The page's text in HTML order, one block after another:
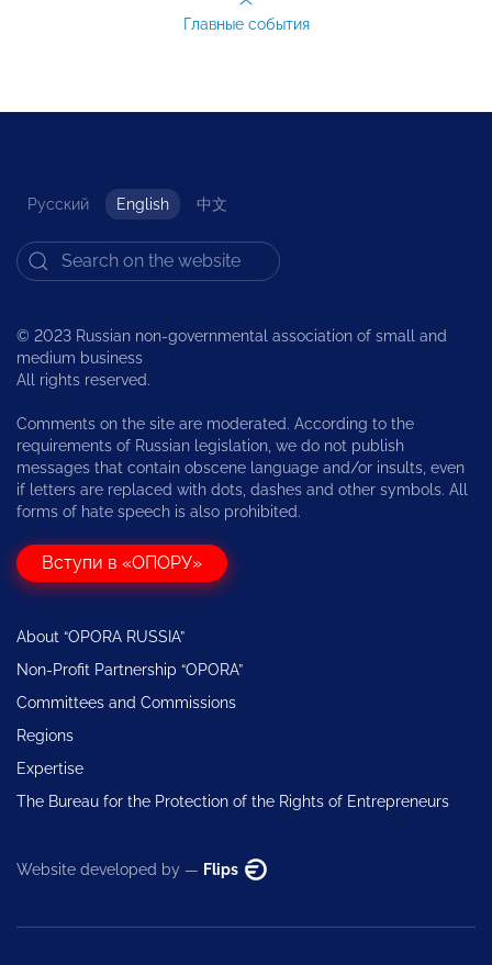
Главные события
Русский English 中文
© 2023 Russian non-governmental association of small and
medium business
All rights reserved.
Comments on the site are moderated. According to the
requirements of Russian legislation, we do not publish
messages that contain obscene language and/or insults, even
if letters are replaced with dots, dashes and other symbols. All
forms of hate speech is also prohibited.
Вступи в «ОПОРУ»
About “OPORA RUSSIA”
Non-Profit Partnership “OPORA”
Committees and Commissions
Regions
Expertise
The Bureau for the Protection of the Rights of Entrepreneurs
Website developed by — Flips